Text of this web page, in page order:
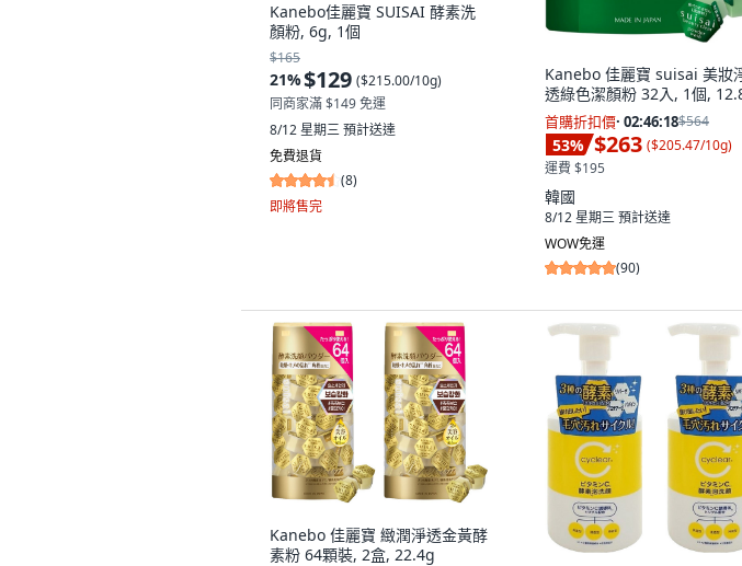
Kanebo佳麗寶 SUISAI 酵素洗
顏粉, 6g, 1個
$165
21%$129 ($215.00/10g)
同商家滿 $149 免運
8/12 星期三預計送達
免費退貨
(8)
即將售完
Kanebo 佳麗寶 suisai 美妝
透綠色潔顏粉 32入, 1個,
首購折扣價· 02:46:17$564
53% $263 ($205.47/10g)
運費 $195
韓國
8/12 星期三預計送達
WOW免運
(90)
Kanebo 佳麗寶 緻潤淨透金黃酵
素粉 64顆裝, 2盒, 22.4g